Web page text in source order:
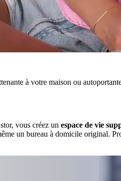
à votre maison ou
vous créez un espace de vie
un bureau à domicile original.